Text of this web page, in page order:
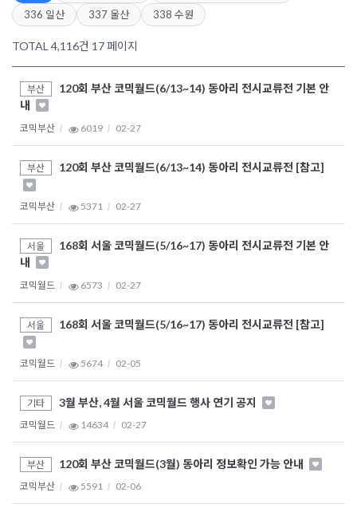
336 일산 337 울산 338 수원
TOTAL 4,116건 17 페이지
부산
120회 부산 코믹월드(6/13~14) 동아리 전시교류전 기본 안
내
코믹부산 6019 02-27
부산 120회 부산 코믹월드(6/13~14) 동아리 전시교류전 [참고]
코믹부산 5371 02-27
서울
168회 서울 코믹월드(5/16~17) 동아리 전시교류전 기본 안
내
코믹월드 6573 02-27
서울 168회 서울 코믹월드(5/16~17) 동아리 전시교류전 [참고]
코믹월드 5674 02-05
기타 3월 부산, 4월 서울 코믹월드 행사 연기 공지
코믹월드 14634 02-27
부산 120회 부산 코믹월드(3월) 동아리 정보확인 가능 안내
코믹부산 5591 02-06